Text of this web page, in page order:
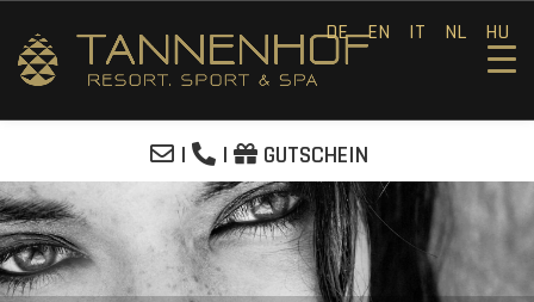
| | GUTSCHEIN
DE EN IT NL HU